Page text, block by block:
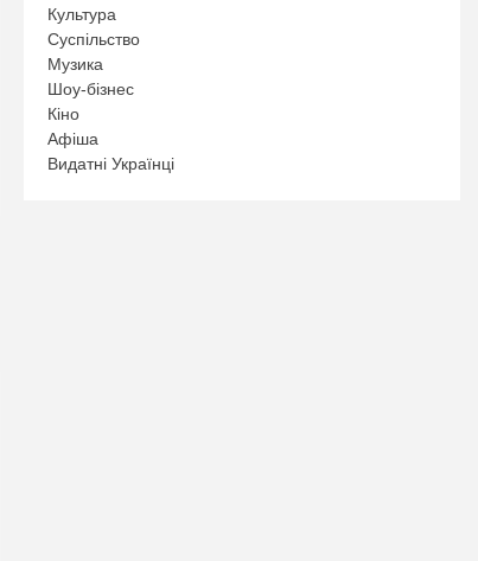
Культура
Суспільство
Музика
Шоу-бізнес
Кіно
Афіша
Видатні Українці